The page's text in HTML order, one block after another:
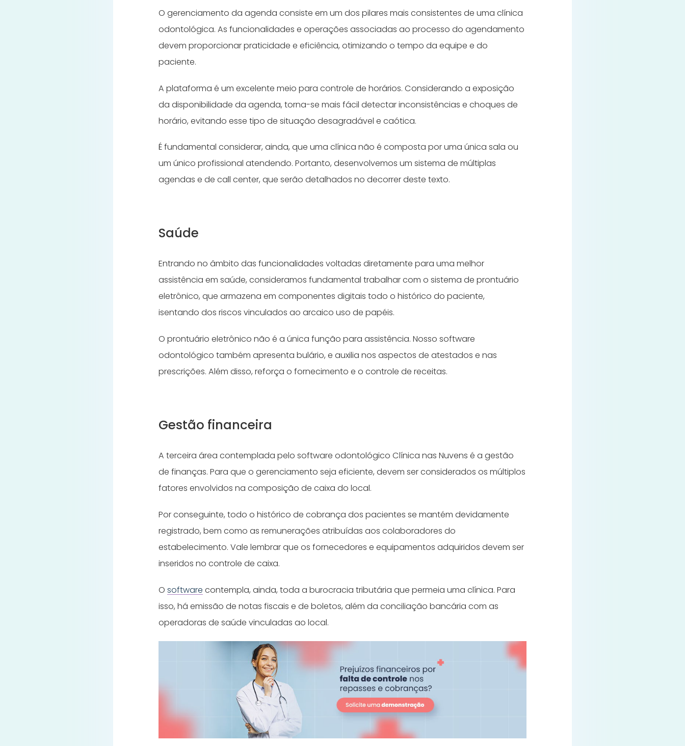
O gerenciamento da agenda consiste em um dos pilares mais consistentes de uma clínica
odontológica. As funcionalidades e operações associadas ao processo do agendamento
devem proporcionar praticidade e eficiência, otimizando o tempo da equipe e do
paciente.
A plataforma é um excelente meio para controle de horários. Considerando a exposição
da disponibilidade da agenda, torna-se mais fácil detectar inconsistências e choques de
horário, evitando esse tipo de situação desagradável e caótica.
É fundamental considerar, ainda, que uma clínica não é composta por uma única sala ou
um único profissional atendendo. Portanto, desenvolvemos um sistema de múltiplas
agendas e de call center, que serão detalhados no decorrer deste texto.
Saúde
Entrando no âmbito das funcionalidades voltadas diretamente para uma melhor
assistência em saúde, consideramos fundamental trabalhar com o sistema de prontuário
eletrônico, que armazena em componentes digitais todo o histórico do paciente,
isentando dos riscos vinculados ao arcaico uso de papéis.
O prontuário eletrônico não é a única função para assistência. Nosso software
odontológico também apresenta bulário, e auxilia nos aspectos de atestados e nas
prescrições. Além disso, reforça o fornecimento e o controle de receitas.
Gestão financeira
A terceira área contemplada pelo software odontológico Clínica nas Nuvens é a gestão
de finanças. Para que o gerenciamento seja eficiente, devem ser considerados os múltiplos
fatores envolvidos na composição de caixa do local.
Por conseguinte, todo o histórico de cobrança dos pacientes se mantém devidamente
registrado, bem como as remunerações atribuídas aos colaboradores do
estabelecimento. Vale lembrar que os fornecedores e equipamentos adquiridos devem ser
inseridos no controle de caixa.
Osoftware contempla, ainda, toda a burocracia tributária que permeia uma clínica. Para
isso, há emissão de notas fiscais e de boletos, além da conciliação bancária com as
operadoras de saúde vinculadas ao local.